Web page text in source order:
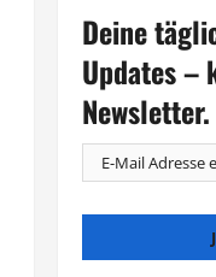
Deine
Updates –
Newsletter.